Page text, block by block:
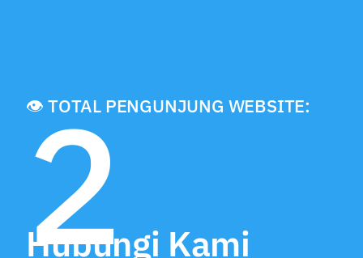
👁️ TOTAL PENGUNJUNG WEBSITE:
2
Hubungi Kami